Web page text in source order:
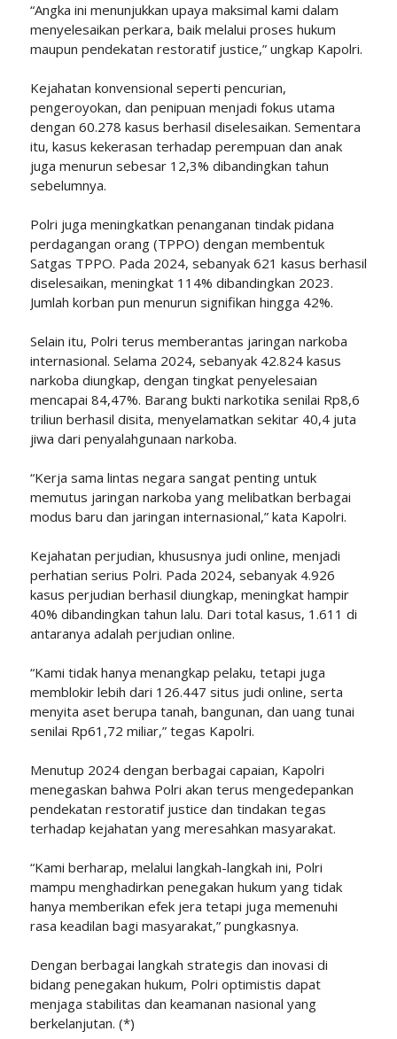
“Angka ini menunjukkan upaya maksimal kami dalam
menyelesaikan perkara, baik melalui proses hukum
maupun pendekatan restoratif justice,” ungkap Kapolri.
Kejahatan konvensional seperti pencurian,
pengeroyokan, dan penipuan menjadi fokus utama
dengan 60.278 kasus berhasil diselesaikan. Sementara
itu, kasus kekerasan terhadap perempuan dan anak
juga menurun sebesar 12,3% dibandingkan tahun
sebelumnya.
Polri juga meningkatkan penanganan tindak pidana
perdagangan orang (TPPO) dengan membentuk
Satgas TPPO. Pada 2024, sebanyak 621 kasus berhasil
diselesaikan, meningkat 114% dibandingkan 2023.
Jumlah korban pun menurun signifikan hingga 42%.
Selain itu, Polri terus memberantas jaringan narkoba
internasional. Selama 2024, sebanyak 42.824 kasus
narkoba diungkap, dengan tingkat penyelesaian
mencapai 84,47%. Barang bukti narkotika senilai Rp8,6
triliun berhasil disita, menyelamatkan sekitar 40,4 juta
jiwa dari penyalahgunaan narkoba.
“Kerja sama lintas negara sangat penting untuk
memutus jaringan narkoba yang melibatkan berbagai
modus baru dan jaringan internasional,” kata Kapolri.
Kejahatan perjudian, khususnya judi online, menjadi
perhatian serius Polri. Pada 2024, sebanyak 4.926
kasus perjudian berhasil diungkap, meningkat hampir
40% dibandingkan tahun lalu. Dari total kasus, 1.611 di
antaranya adalah perjudian online.
“Kami tidak hanya menangkap pelaku, tetapi juga
memblokir lebih dari 126.447 situs judi online, serta
menyita aset berupa tanah, bangunan, dan uang tunai
senilai Rp61,72 miliar,” tegas Kapolri.
Menutup 2024 dengan berbagai capaian, Kapolri
menegaskan bahwa Polri akan terus mengedepankan
pendekatan restoratif justice dan tindakan tegas
terhadap kejahatan yang meresahkan masyarakat.
“Kami berharap, melalui langkah-langkah ini, Polri
mampu menghadirkan penegakan hukum yang tidak
hanya memberikan efek jera tetapi juga memenuhi
rasa keadilan bagi masyarakat,” pungkasnya.
Dengan berbagai langkah strategis dan inovasi di
bidang penegakan hukum, Polri optimistis dapat
menjaga stabilitas dan keamanan nasional yang
berkelanjutan. (*)